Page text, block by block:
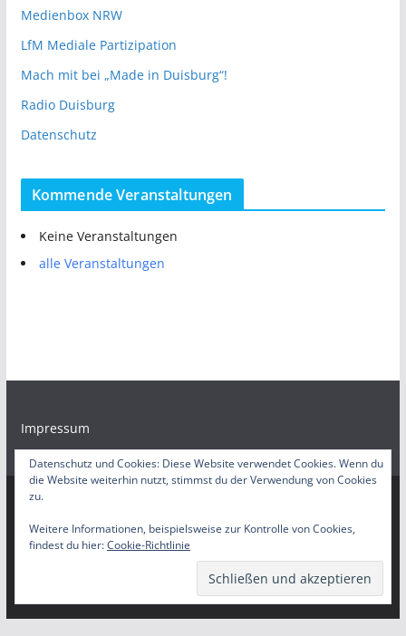
Medienbox NRW
LfM Mediale Partizipation
Mach mit bei „Made in Duisburg“!
Radio Duisburg
Datenschutz
Kommende Veranstaltungen
Keine Veranstaltungen
alle Veranstaltungen
Impressum
Copyright © 2026Bürgerradio Duisburg – Servicestelle
Rechte vorbehalten.
von ThemeGrill. Präsentiert von
WordPress.
Datenschutz und Cookies: Diese Website verwendet Cookies. Wenn du
die Website weiterhin nutzt, stimmst du der Verwendung von Cookies
zu.
Weitere Informationen, beispielsweise zur Kontrolle von Cookies,
findest du hier:Cookie-Richtlinie